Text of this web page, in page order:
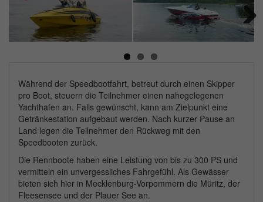
Next
Während der Speedbootfahrt, betreut durch einen Skipper
pro Boot, steuern die Teilnehmer einen nahegelegenen
Yachthafen an. Falls gewünscht, kann am Zielpunkt eine
Getränkestation aufgebaut werden. Nach kurzer Pause an
Land legen die Teilnehmer den Rückweg mit den
Speedbooten zurück.
Die Rennboote haben eine Leistung von bis zu 300 PS und
vermitteln ein unvergessliches Fahrgefühl. Als Gewässer
bieten sich hier in Mecklenburg-Vorpommern die Müritz, der
Fleesensee und der Plauer See an.